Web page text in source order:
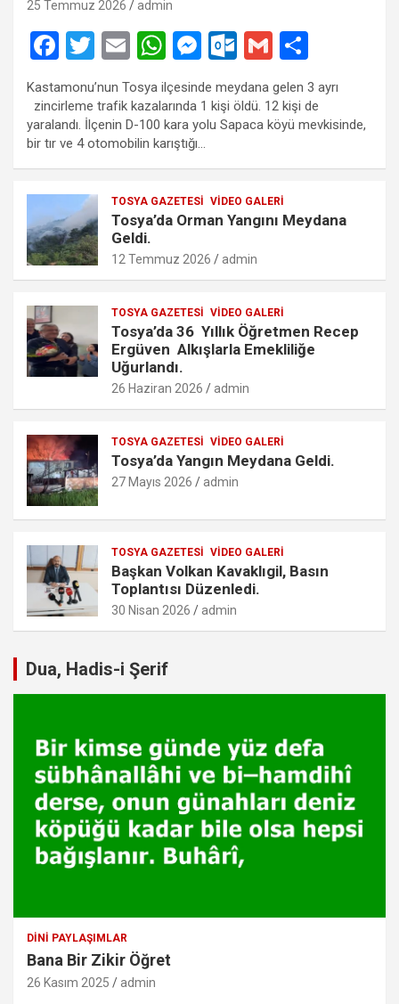
25 Temmuz 2026 admin
F
ce
b
o
o
k
T
wi
tt
er
E
ail
W
at
s
A
p
p
M
es
se
n
g
er
O
ut
lo
o
k.
c
o
m
G
m
ail
h
ar
e
Kastamonu’nun Tosya ilçesinde meydana gelen 3 ayrı
zincirleme trafik kazalarında 1 kişi öldü. 12 kişi de
yaralandı. İlçenin D-100 kara yolu Sapaca köyü mevkisinde,
bir tır ve 4 otomobilin karıştığı…
TOSYA GAZETESI VIDEO GALERI
Tosya’da Orman Yangını Meydana
Geldi.
12 Temmuz 2026 admin
TOSYA GAZETESI VIDEO GALERI
Tosya’da 36 Yıllık Öğretmen Recep
Ergüven Alkışlarla Emekliliğe
Uğurlandı.
26 Haziran 2026 admin
TOSYA GAZETESI VIDEO GALERI
Tosya’da Yangın Meydana Geldi.
27 Mayıs 2026 admin
TOSYA GAZETESI VIDEO GALERI
Başkan Volkan Kavaklıgil, Basın
Toplantısı Düzenledi.
30 Nisan 2026 admin
Dua, Hadis-i Şerif
DINI PAYLAŞIMLAR
Bana Bir Zikir Öğret
26 Kasım 2025 admin